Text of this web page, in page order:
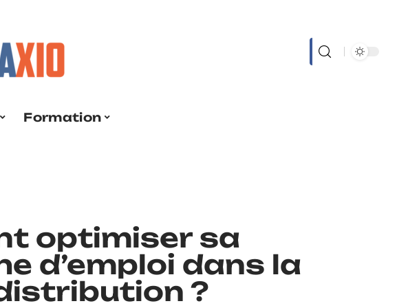
Formation
optimiser sa
d’emploi dans la
?